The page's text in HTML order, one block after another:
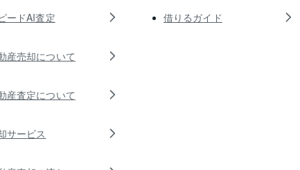
ードAI査定
産売却について
産査定について
サービス
借りるガイド